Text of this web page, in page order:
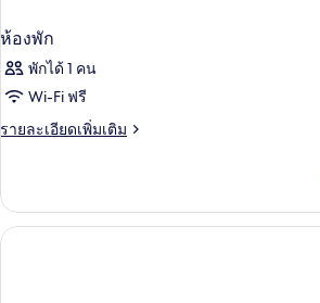
ห้องพัก
พักได้ 1 คน
Wi-Fi ฟรี
รายละเอียดเพิ่มเติม
ราย
เกี่ยว
กับ
ห้อง